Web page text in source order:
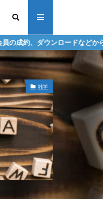
ドなどからの収益化を行う場
雑学